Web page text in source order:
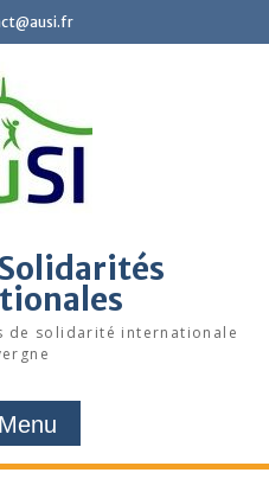
de solidarité internationale
Menu